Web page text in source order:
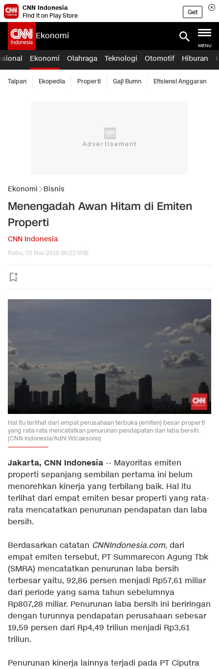
CNN Indonesia
Find it on Play Store
Get
Ekonomi
MENU
Ekonomi Olahraga Teknologi Otomotif Hiburan
Taipan Ekopedia Properti Gaji Bumn Efisiensi Anggaran
Ekonomi Bisnis
Menengadah Awan Hitam di Emiten
Properti
CNN Indonesia
Rabu, 02 Nov 2016 06:22 WIB
Hal itu terlihat dari empat perusahaan terbuka (emiten) besar properti
yang rata-rata mencatatkan penurunan pendapatan dan laba bersih.
(CNN Indonesia/Adhi Wicaksono)
Jakarta, CNN Indonesia -- Mayoritas emiten
properti sepanjang sembilan pertama ini belum
menorehkan kinerja yang terbilang baik. Hal itu
terlihat dari empat emiten besar properti yang rata-
rata mencatatkan penurunan pendapatan dan laba
bersih.
Berdasarkan catatan CNNIndonesia.com, dari
empat emiten tersebut, PT Summarecon Agung Tbk
(SMRA) mencatatkan penurunan laba bersih
terbesar yaitu, 92,86 persen menjadi Rp57,61 miliar
dari periode yang sama tahun sebelumnya
Rp807,28 miliar. Penurunan laba bersih ini beriringan
dengan turunnya pendapatan perusahaan sebesar
19,59 persen dari Rp4,49 triliun menjadi Rp3,61
triliun.
Penurunan kinerja lainnya terjadi pada PT Ciputra